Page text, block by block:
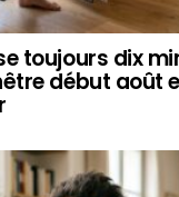
toujours dix
début août